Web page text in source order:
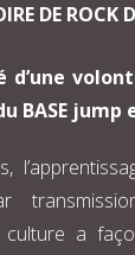
DE ROCK
d’une
BASE jump
culture a